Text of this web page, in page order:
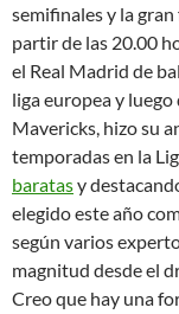
semifinales y la
partir de las 20.00
el Real Madrid de
liga europea y
Mavericks, hizo su
temporadas en la
baratasy
elegido este año
según varios
magnitud desde el
Creo que hay una